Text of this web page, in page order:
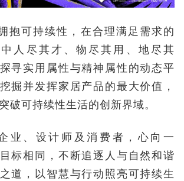
抱可持续性，在合理满足需求的
人尽其才、物尽其用、地尽其
寻实用属性与精神属性的动态平
掘并发挥家居产品的最大价值，
破可持续性生活的创新界域。
业、设计师及消费者，心向一
标相同，不断追逐人与自然和谐
道，以智慧与行动照亮可持续生